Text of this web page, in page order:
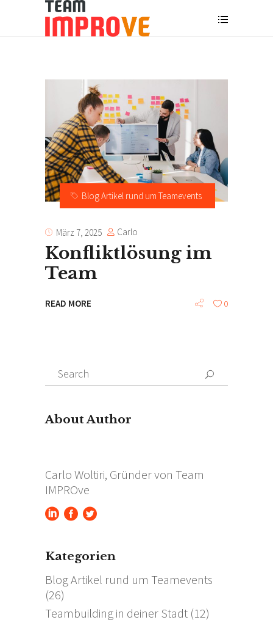
Blog Artikel rund um Teamevents
März 7, 2025 Carlo
Konfliktlösung im
Team
READ MORE 0
Search
for:
About Author
Carlo Woltiri, Gründer von Team
IMPROve
Kategorien
Blog Artikel rund um Teamevents
(26)
Teambuilding in deiner Stadt (12)